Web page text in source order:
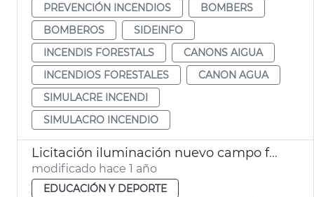
PREVENCIÓN INCENDIOS
BOMBERS
BOMBEROS
SIDEINFO
INCENDIS FORESTALS
CANONS AIGUA
INCENDIOS FORESTALES
CANON AGUA
SIMULACRE INCENDI
SIMULACRO INCENDIO
Licitación iluminación nuevo campo fútbol municipal La Torre
modificado hace 1 año
EDUCACIÓN Y DEPORTE